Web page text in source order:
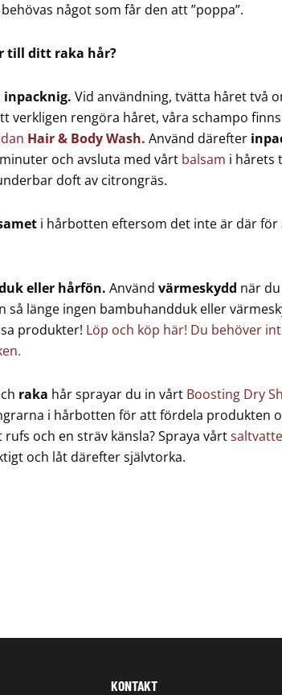
något som får den att ”poppa”.
till ditt raka hår?
inpacknig. Vid användning, tvätta håret två
verkligen rengöra håret, våra schampo
Hair & Body Wash. Använd därefter
och avsluta med vårt balsam i hårets
doft av citrongräs.
i hårbotten eftersom det inte är där för
eller hårfön. Använd värmeskydd när
så länge ingen bambuhandduk eller
produkter! Löp och köp här! Du behöver
raka hår sprayar du in vårt Boosting Dry
i hårbotten för att fördela produkten
och en sträv känsla? Spraya vårt
och låt därefter självtorka.
KONTAKT